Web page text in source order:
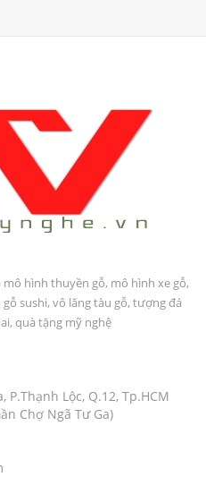
hình thuyền gỗ, mô hình xe gỗ,
sushi, vô lăng tàu gỗ, tượng đá
quà tặng mỹ nghệ
P.Thạnh Lộc, Q.12, Tp.HCM
Chợ Ngã Tư Ga)